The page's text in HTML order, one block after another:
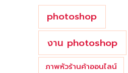
photoshop
งาน photoshop
ภาพหัวร้านค้าออนไลน์